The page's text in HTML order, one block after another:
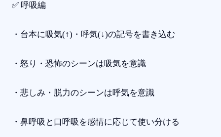
✅ 呼吸編
・台本に吸気(↑)・呼気(↓)の記号を書き込む
・怒り・恐怖のシーンは吸気を意識
・悲しみ・脱力のシーンは呼気を意識
・鼻呼吸と口呼吸を感情に応じて使い分ける